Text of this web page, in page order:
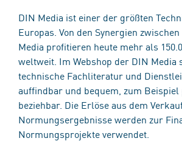
DIN Media ist einer der größten
Europas. Von den Synergien
Media profitieren heute mehr als
weltweit. Im Webshop der DIN Media
technische Fachliteratur und
auffindbar und bequem, zum Beispiel
beziehbar. Die Erlöse aus dem
Normungsergebnisse werden zur
Normungsprojekte verwendet.